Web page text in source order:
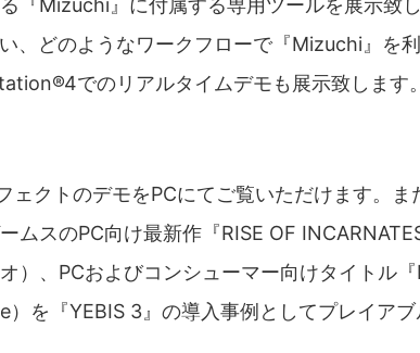
『Mizuchi』に付属する専用ツールを展示致
、どのようなワークフローで『Mizuchi』を
でのリアルタイムデモも展示致します。
ェクトのデモをPCにてご覧いただけます。ま
ムスのPC向け最新作『RISE OF
）、PCおよびコンシューマー向けタイトル
を『YEBIS 3』の導入事例としてプレイアブ